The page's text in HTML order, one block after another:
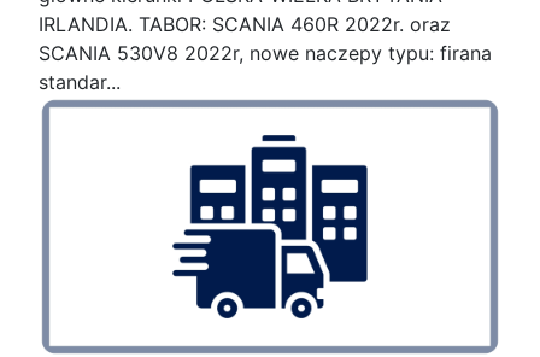
IRLANDIA. TABOR: SCANIA 460R 2022r. oraz
SCANIA 530V8 2022r, nowe naczepy typu: firana
standar...